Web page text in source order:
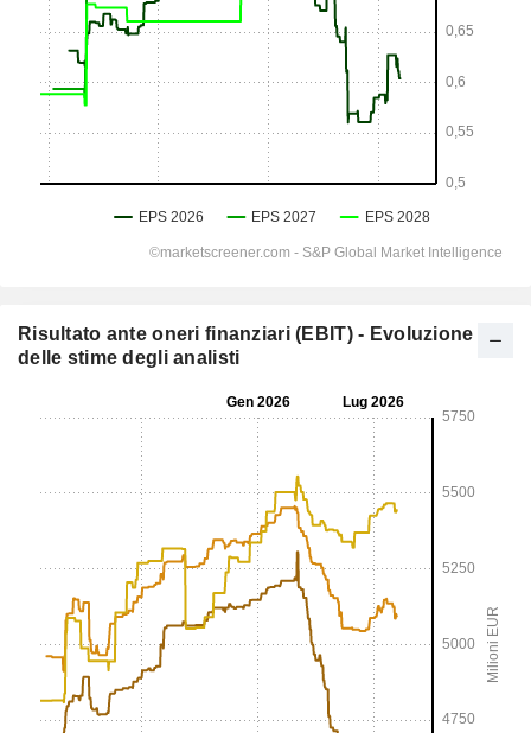
Risultato ante oneri finanziari (EBIT) - Evoluzione
delle stime degli analisti